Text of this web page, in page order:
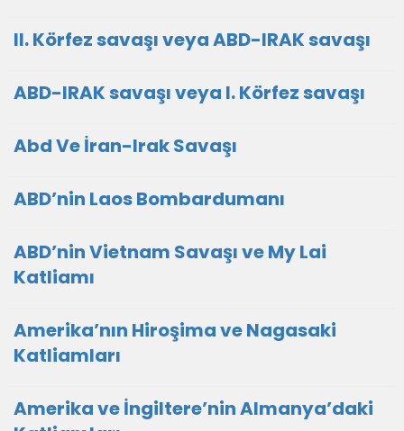
II. Körfez savaşı veya ABD-IRAK savaşı
ABD-IRAK savaşı veya I. Körfez savaşı
Abd Ve İran-Irak Savaşı
ABD’nin Laos Bombardumanı
ABD’nin Vietnam Savaşı ve My Lai
Katliamı
Amerika’nın Hiroşima ve Nagasaki
Katliamları
Amerika ve İngiltere’nin Almanya’daki